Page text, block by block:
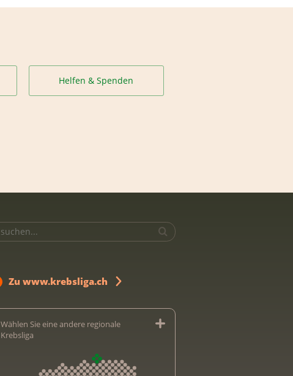
Helfen & Spenden
Zu www.krebsliga.ch
Wählen Sie eine andere regionale
Krebsliga